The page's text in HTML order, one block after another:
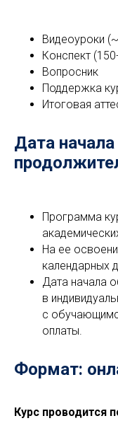
Видеоуроки
Конспект
Вопросник
Поддержка
Итоговая
Дата
Программа
На ее
календарных
Дата начала
в
с
оплаты.
Формат:
Курс проводится